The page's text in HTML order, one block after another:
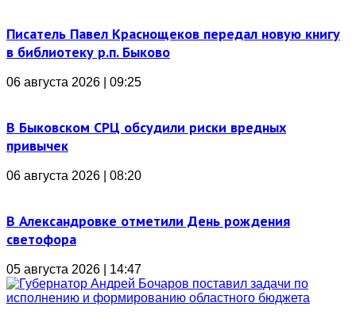
Писатель Павел Краснощеков передал новую книгу
в библиотеку р.п. Быково
06 августа 2026 | 09:25
В Быковском СРЦ обсудили риски вредных
привычек
06 августа 2026 | 08:20
В Александровке отметили День рождения
светофора
05 августа 2026 | 14:47